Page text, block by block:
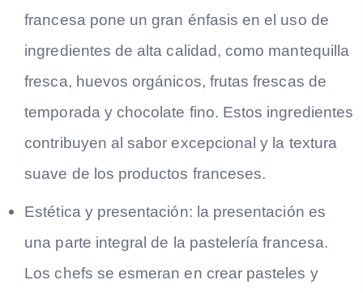
francesa pone un gran énfasis en el uso de
ingredientes de alta calidad, como mantequilla
fresca, huevos orgánicos, frutas frescas de
temporada y chocolate fino. Estos ingredientes
contribuyen al sabor excepcional y la textura
suave de los productos franceses.
Estética y presentación: la presentación es
una parte integral de la pastelería francesa.
Los chefs se esmeran en crear pasteles y